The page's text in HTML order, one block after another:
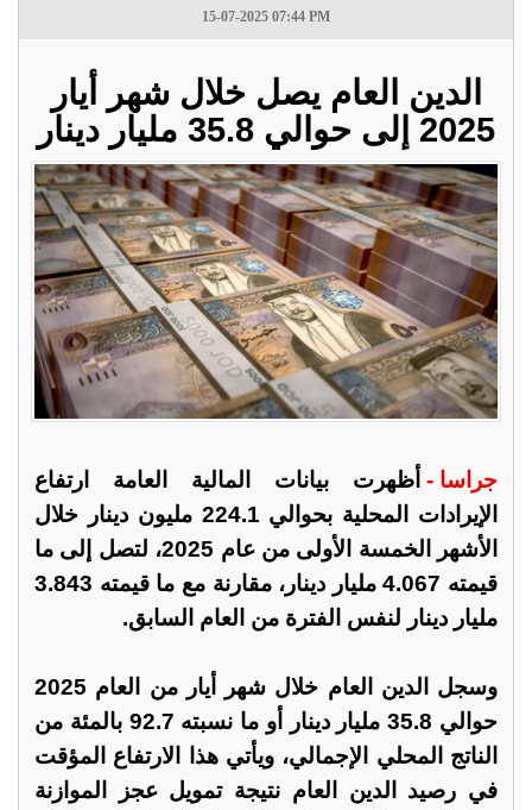
15-07-2025 07:44 PM
الدين العام يصل خلال شهر أيار
2025 إلى حوالي 35.8 مليار دينار
جراسا - أظهرت بيانات المالية العامة ارتفاع
الإيرادات المحلية بحوالي 224.1 مليون دينار خلال
الأشهر الخمسة الأولى من عام 2025، لتصل إلى ما
قيمته 4.067 مليار دينار، مقارنة مع ما قيمته 3.843
مليار دينار لنفس الفترة من العام السابق.
وسجل الدين العام خلال شهر أيار من العام 2025
حوالي 35.8 مليار دينار أو ما نسبته 92.7 بالمئة من
الناتج المحلي الإجمالي، ويأتي هذا الارتفاع المؤقت
في رصيد الدين العام نتيجة تمويل عجز الموازنة